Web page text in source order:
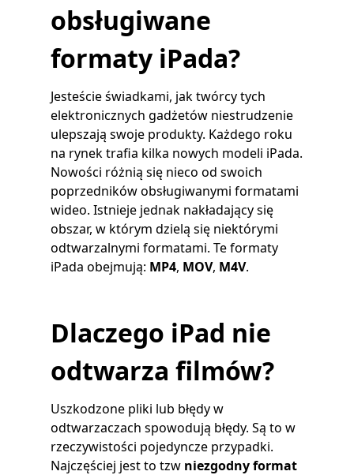
obsługiwane
formaty iPada?
Jesteście świadkami, jak twórcy tych
elektronicznych gadżetów niestrudzenie
ulepszają swoje produkty. Każdego roku
na rynek trafia kilka nowych modeli iPada.
Nowości różnią się nieco od swoich
poprzedników obsługiwanymi formatami
wideo. Istnieje jednak nakładający się
obszar, w którym dzielą się niektórymi
odtwarzalnymi formatami. Te formaty
iPada obejmują: MP4, MOV, M4V.
Dlaczego iPad nie
odtwarza filmów?
Uszkodzone pliki lub błędy w
odtwarzaczach spowodują błędy. Są to w
rzeczywistości pojedyncze przypadki.
Najczęściej jest to tzw niezgodny format